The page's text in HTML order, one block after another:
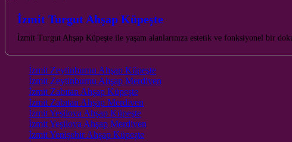
İzmit Turgut Ahşap Küpeşte
İzmit Turgut Ahşap Küpeşte ile yaşam alanlarınıza estetik ve fonksiyonel bir
İzmit Zeytinburnu Ahşap Küpeşte
İzmit Zeytinburnu Ahşap Merdiven
İzmit Zabıtan Ahşap Küpeşte
İzmit Zabıtan Ahşap Merdiven
İzmit Yeşilova Ahşap Küpeşte
İzmit Yeşilova Ahşap Merdiven
İzmit Yenişehir Ahşap Küpeşte